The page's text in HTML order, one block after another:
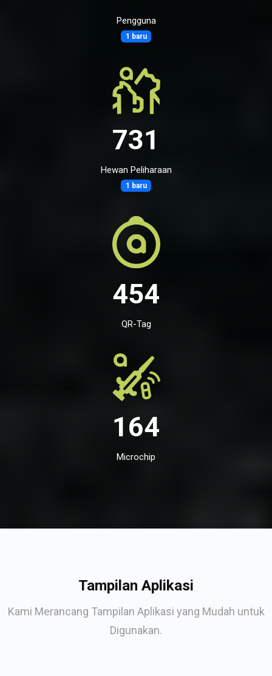
Pengguna
1 baru
731
Hewan Peliharaan
1 baru
454
QR-Tag
164
Microchip
Tampilan Aplikasi
Kami Merancang Tampilan Aplikasi yang Mudah untuk
Digunakan.